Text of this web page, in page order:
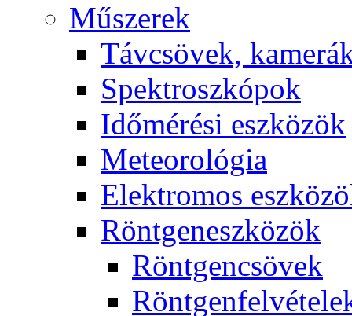
Mű­sze­rek
Táv­csö­vek,
Spekt­rosz­kó­pok
Idő­mé­ré­si esz­kö­zök
Me­te­o­ro­ló­gia
Elekt­ro­mos
Rönt­gen­esz­kö­zök
Rönt­gen­csö­vek